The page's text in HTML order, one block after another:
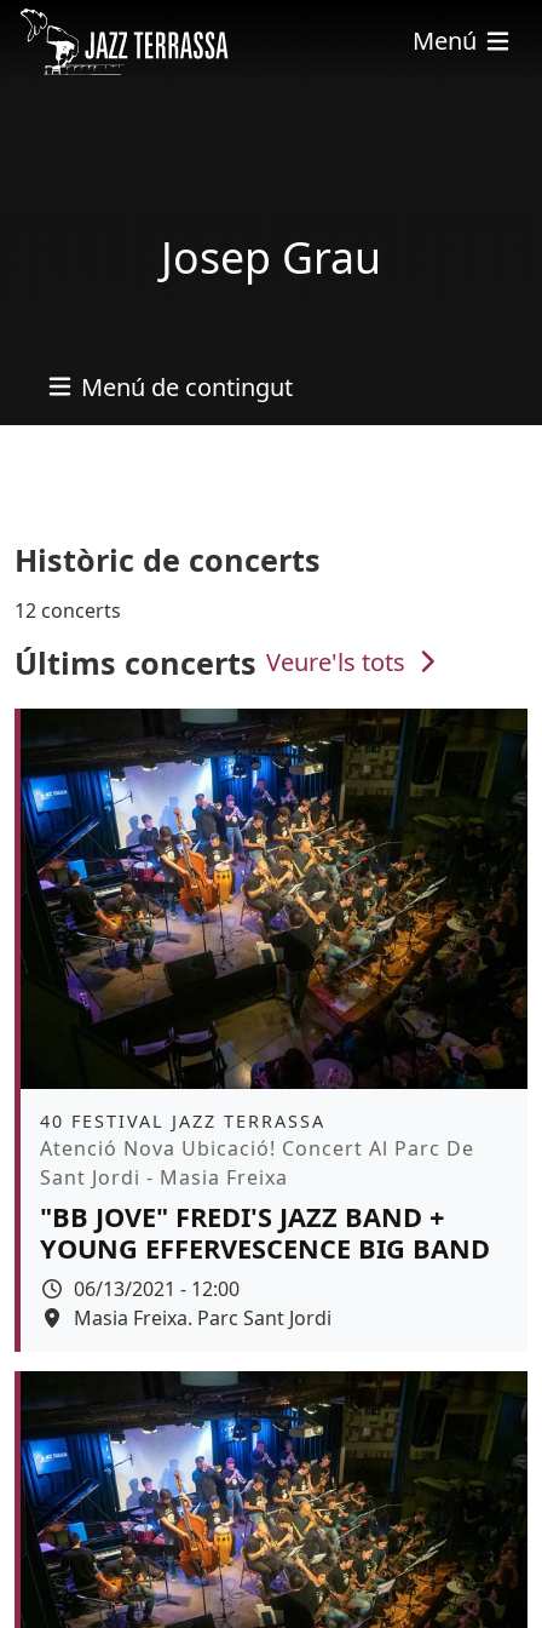
Skip to main content
Menú
Josep Grau
Menú de contingut
Històric de concerts
12 concerts
Últims concerts Veure'ls tots
Àmbit
40 FESTIVAL JAZZ TERRASSA
Promoció
Atenció Nova Ubicació! Concert Al Parc De
Sant Jordi - Masia Freixa
"BB JOVE" FREDI'S JAZZ BAND +
YOUNG EFFERVESCENCE BIG BAND
Data
06/13/2021 - 12:00
Espai
Masia Freixa. Parc Sant Jordi